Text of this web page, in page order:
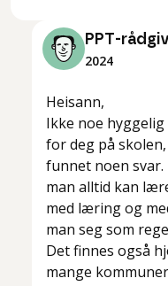
PPT-
2024
Heisann,
Ikke noe
for deg på
funnet noen
man alltid kan
med læring og
man seg som
Det finnes også
mange